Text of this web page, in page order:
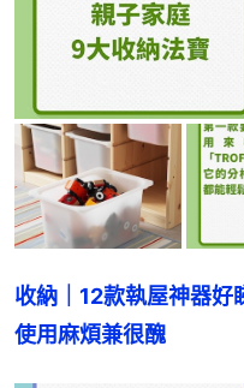
收納｜12款執屋神器好
使用麻煩兼很醜